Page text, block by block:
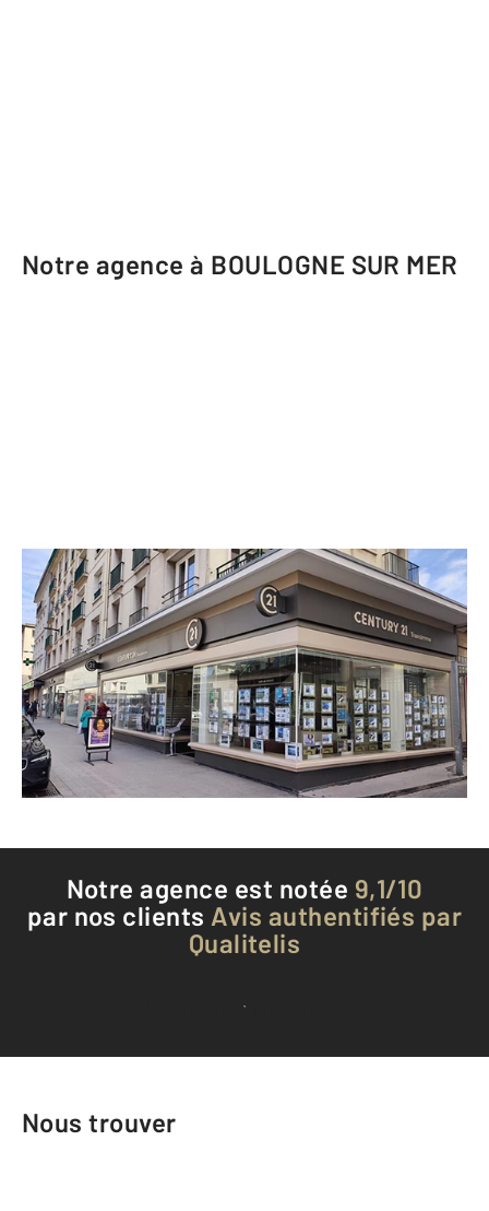
Notre agence à BOULOGNE SUR MER
CENTURY 21 Transimmo
32 rue Faidherbe
BOULOGNE SUR MER - 62200
Envoyer un message
Téléphoner à l'agence
Notre agence est notée 9,1/10
par nos clients Avis authentifiés par
Qualitelis
Voir tous les avis clients
Nous trouver